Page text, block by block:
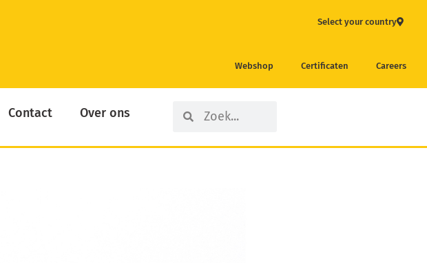
Select your country
Webshop Certificaten Careers
Contact Over ons SearchSearch